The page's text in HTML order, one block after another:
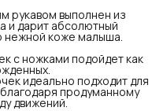
рукавом выполнен из
и дарит абсолютный
нежной коже малыша.
с ножками подойдет как
идеально подходит для
продуманному
движений.